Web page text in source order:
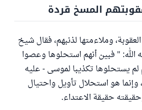
المسخ قردة
وملاءمتها لذنبهم، فقال شيخ
الله: " فبين أنهم استحلوها وعصوا
لم يستحلوها تكذيبا لموسى - عليه
، وإنما هو استحلال تأويل واحتيال
حقيقة الاعتداء.